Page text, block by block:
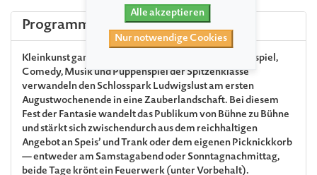
Programm
Kleinkunst ganz groß: Akrobatik, Pantomime, Schauspiel,
Comedy, Musik und Puppenspiel der Spitzenklasse
verwandeln den Schlosspark Ludwigslust am ersten
Augustwochenende in eine Zauberlandschaft. Bei diesem
Fest der Fantasie wandelt das Publikum von Bühne zu Bühne
und stärkt sich zwischendurch aus dem reichhaltigen
Angebot an Speis’ und Trank oder dem eigenen Picknickkorb
— entweder am Samstagabend oder Sonntagnachmittag,
beide Tage krönt ein Feuerwerk (unter Vorbehalt).
Alle akzeptieren
Nur notwendige Cookies